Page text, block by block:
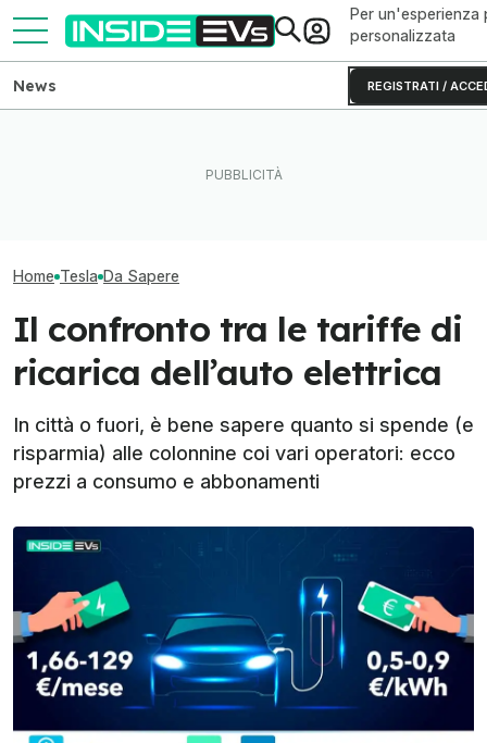
Per un'esperienza
personalizzata
REGISTRATI /
News
Home Tesla Da Sapere
Il confronto tra le tariffe di
ricarica dell’auto elettrica
In città o fuori, è bene sapere quanto si spende (e
risparmia) alle colonnine coi vari operatori: ecco
prezzi a consumo e abbonamenti